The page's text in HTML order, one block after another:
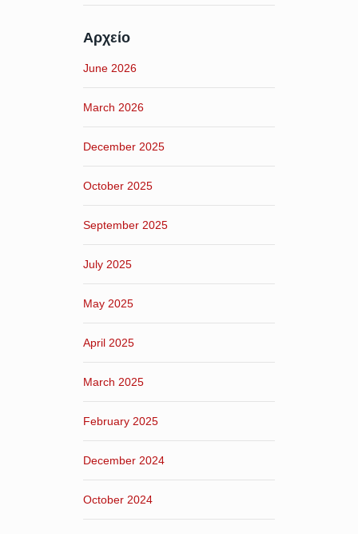
Αρχείο
June 2026
March 2026
December 2025
October 2025
September 2025
July 2025
May 2025
April 2025
March 2025
February 2025
December 2024
October 2024